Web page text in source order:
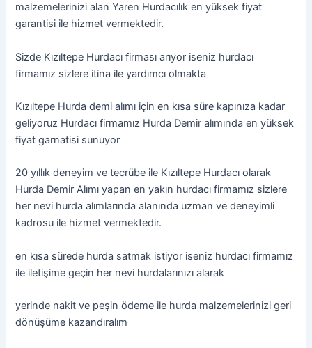
malzemelerinizi alan Yaren Hurdacılık en yüksek fiyat
garantisi ile hizmet vermektedir.
Sizde Kızıltepe Hurdacı firması arıyor iseniz hurdacı
firmamız sizlere itina ile yardımcı olmakta
Kızıltepe Hurda demi alımı için en kısa süre kapınıza kadar
geliyoruz Hurdacı firmamız Hurda Demir alımında en yüksek
fiyat garnatisi sunuyor
20 yıllık deneyim ve tecrübe ile Kızıltepe Hurdacı olarak
Hurda Demir Alımı yapan en yakın hurdacı firmamız sizlere
her nevi hurda alımlarında alanında uzman ve deneyimli
kadrosu ile hizmet vermektedir.
en kısa sürede hurda satmak istiyor iseniz hurdacı firmamız
ile iletişime geçin her nevi hurdalarınızı alarak
yerinde nakit ve peşin ödeme ile hurda malzemelerinizi geri
dönüşüme kazandıralım